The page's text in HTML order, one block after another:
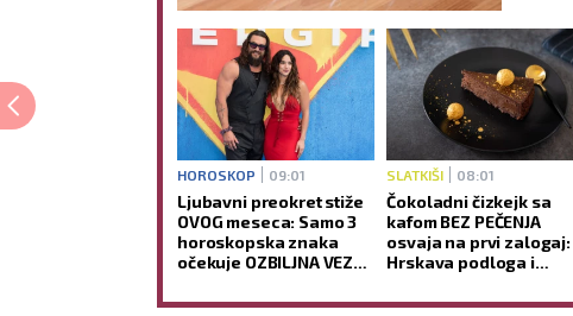
HOROSKOP 09:01
Ljubavni preokret stiže
OVOG meseca: Samo 3
horoskopska znaka
očekuje OZBILJNA VEZA
SLATKIŠI 08:01
Čokoladni čizkejk sa
kafom BEZ PEČENJA
osvaja na prvi zalogaj:
Hrskava podloga i
gotove BEZ RERNE